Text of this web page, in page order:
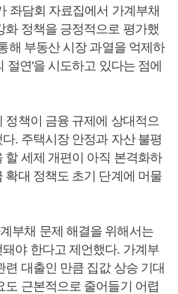
좌담회 자료집에서 가계부채
화 정책을 긍정적으로 평가했
해 부동산 시장 과열을 억제하
절연'을 시도하고 있다는 점에
정책이 금융 규제에 상대적으
. 주택시장 안정과 자산 불평
할 세제 개편이 아직 본격화하
확대 정책도 초기 단계에 머물
부채 문제 해결을 위해서는
야 한다고 제언했다. 가계부
대출인 만큼 집값 상승 기대
도 근본적으로 줄어들기 어렵